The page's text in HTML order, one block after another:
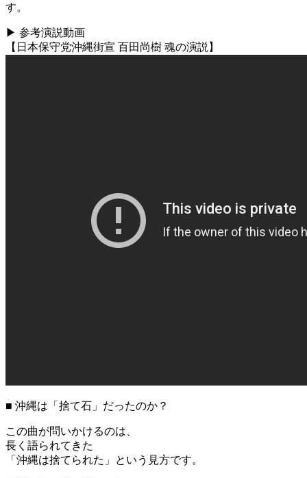
す。
▶ 参考演説動画
【日本保守党沖縄街宣 百田尚樹 魂の演説】
■ 沖縄は「捨て石」だったのか？
この曲が問いかけるのは、
長く語られてきた
「沖縄は捨てられた」という見方です。